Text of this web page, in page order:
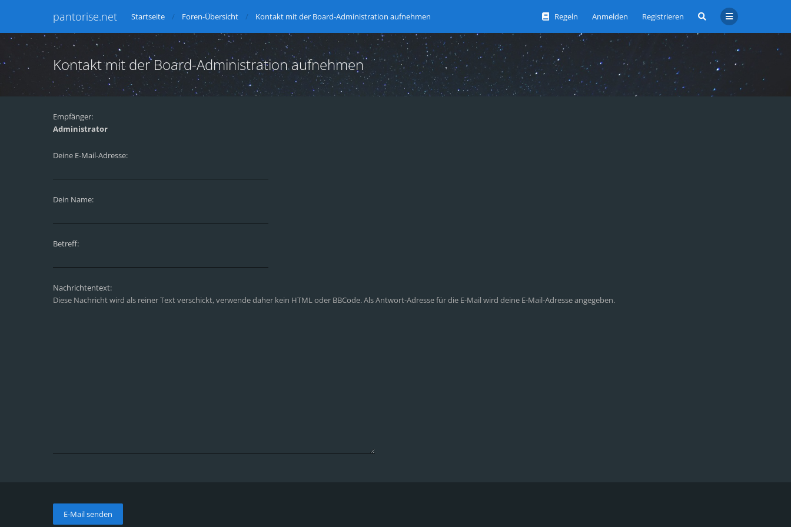
pantorise.net Regeln Anmelden Registrieren
Startseite Foren-Übersicht Kontakt mit der Board-Administration aufnehmen
Kontakt mit der Board-Administration aufnehmen
Empfänger:
Administrator
Deine E-Mail-Adresse:
Dein Name:
Betreff:
Nachrichtentext:
Diese Nachricht wird als reiner Text verschickt, verwende daher kein HTML oder BBCode. Als Antwort-Adresse für die E-Mail wird deine E-Mail-Adresse angegeben.